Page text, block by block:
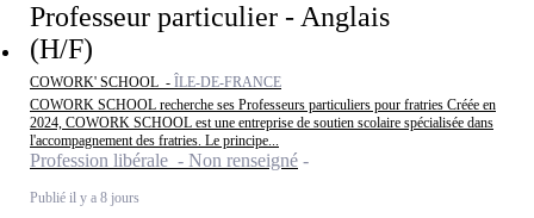
Professeur particulier - Anglais
(H/F)
COWORK' SCHOOL - ÎLE-DE-FRANCE
COWORK SCHOOL recherche ses Professeurs particuliers pour fratries Créée en
2024, COWORK SCHOOL est une entreprise de soutien scolaire spécialisée dans
l'accompagnement des fratries. Le principe...
Profession libérale - Non renseigné
Publié il y a 8 jours